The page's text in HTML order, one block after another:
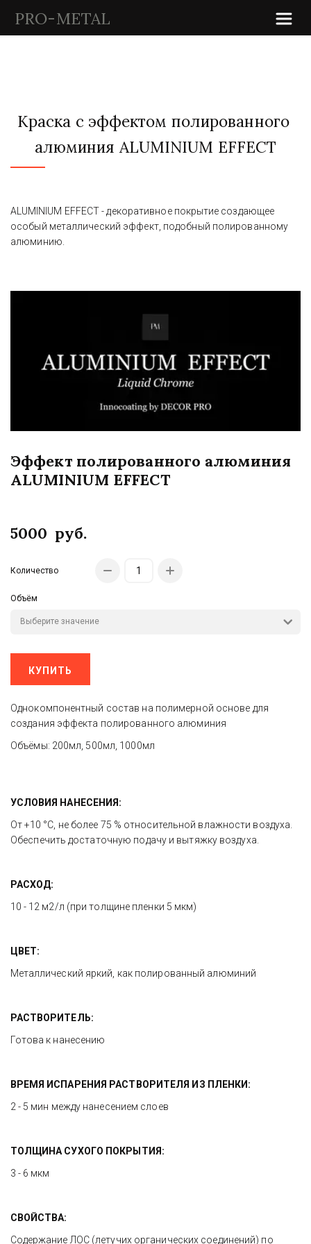
PRO-METAL
Краска с эффектом полированного
алюминия ALUMINIUM EFFECT
ALUMINIUM EFFECT - декоративное покрытие создающее
особый металлический эффект, подобный полированному
алюминию.
Эффект полированного алюминия
ALUMINIUM EFFECT
5000 руб.
Количество
Объём
КУПИТЬ
Однокомпонентный состав на полимерной основе для
создания эффекта полированного алюминия
Объёмы: 200мл, 500мл, 1000мл
УСЛОВИЯ НАНЕСЕНИЯ:
От +10 °C, не более 75 % относительной влажности воздуха.
Обеспечить достаточную подачу и вытяжку воздуха.
РАСХОД:
10 - 12 м2/л (при толщине пленки 5 мкм)
ЦВЕТ:
Металлический яркий, как полированный алюминий
РАСТВОРИТЕЛЬ:
Готова к нанесению
ВРЕМЯ ИСПАРЕНИЯ РАСТВОРИТЕЛЯ ИЗ ПЛЕНКИ:
2 - 5 мин между нанесением слоев
ТОЛЩИНА СУХОГО ПОКРЫТИЯ:
3 - 6 мкм
СВОЙСТВА:
Содержание ЛОС (летучих органических соединений) по